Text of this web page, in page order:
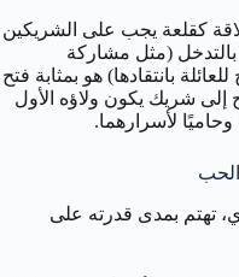
كقلعة يجب على الشريكين
(مثل مشاركة
بانتقادها) هو بمثابة فتح
شريك يكون ولاؤه الأول
وحاميًا لأسرارهما.
تهتم بمدى قدرته على